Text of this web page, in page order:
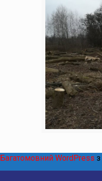
Багатомовний WordPress